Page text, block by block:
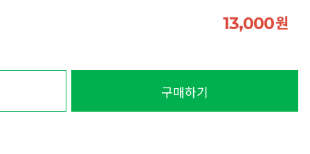
13,000원
구매하기